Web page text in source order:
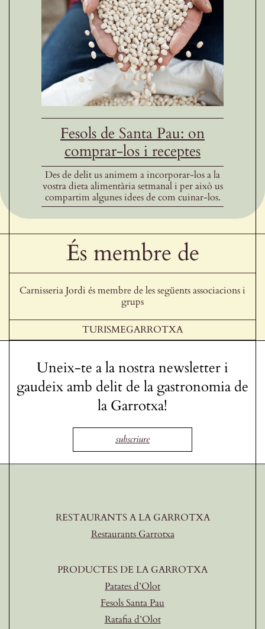
Fesols de Santa Pau: on
comprar-los i receptes
Des de delit us animem a incorporar-los a la
vostra dieta alimentària setmanal i per això us
compartim algunes idees de com cuinar-los.
És membre de
Carnisseria Jordi és membre de les següents associacions i
grups
TURISMEGARROTXA
Uneix-te a la nostra newsletter i
gaudeix amb delit de la gastronomia de
la Garrotxa!
subscriure
RESTAURANTS A LA GARROTXA
Restaurants Garrotxa
PRODUCTES DE LA GARROTXA
Patates d’Olot
Fesols Santa Pau
Ratafia d’Olot